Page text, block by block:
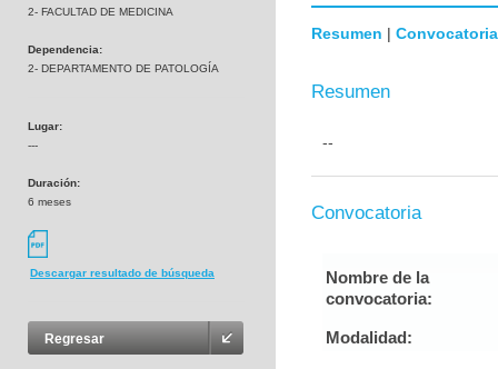
2- FACULTAD DE MEDICINA
Dependencia:
2- DEPARTAMENTO DE PATOLOGÍA
Lugar:
---
Duración:
6 meses
Descargar resultado de búsqueda
Regresar
Resumen | Convocatoria
Resumen
--
Convocatoria
Nombre de la
convocatoria:
Modalidad: